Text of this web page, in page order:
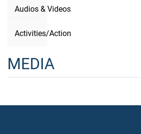
Audios & Videos
Activities/Action
MEDIA